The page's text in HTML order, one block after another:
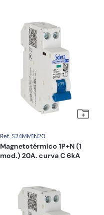
Ref. S24MM1N20
Magnetotérmico 1P+N (1
mod.) 20A. curva C 6kA